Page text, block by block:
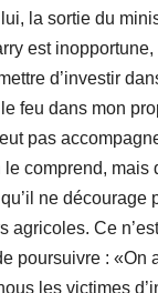
la sortie du
est
d’investir
feu dans mon
pas
le comprend, mais
ne décourage
agricoles. Ce
poursuivre : «On
les victimes